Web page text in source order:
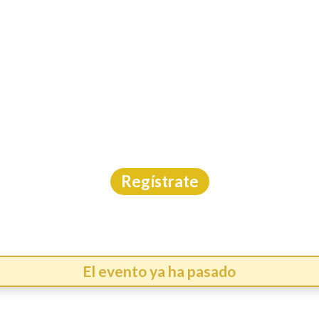
Regístrate
El evento ya ha pasado